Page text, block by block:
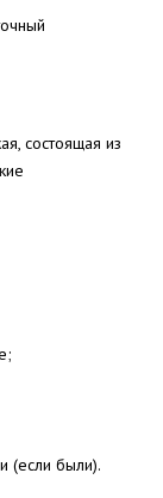
состоящая из
(если были).